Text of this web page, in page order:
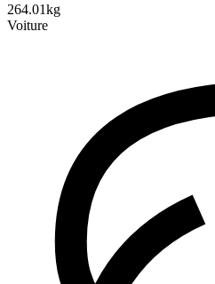
264.01kg
Voiture